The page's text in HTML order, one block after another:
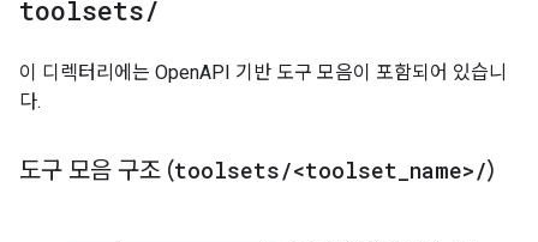
toolsets/
이 디렉터리에는 OpenAPI 기반 도구 모음이 포함되어 있습니
다.
도구 모음 구조 (toolsets/<toolset name>/)